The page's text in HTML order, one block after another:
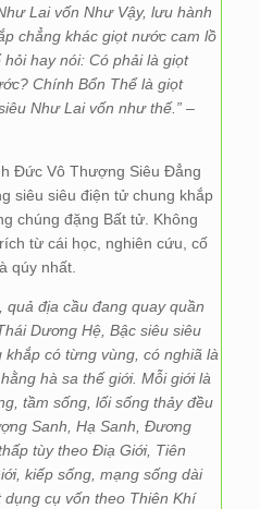
Lai vốn Như Vậy, lưu hành
chẳng khác giọt nước cam lồ
hay nói: Có phải là giọt
Chính Bổn Thể là giọt
Như Lai vốn như thế.” –
Đức Vô Thượng Siêu Đẳng
siêu siêu điện tử chung khắp
chúng đặng Bất tử. Không
từ cái học, nghiên cứu, cố
qúy nhất.
quả địa cầu đang quay quần
Dương Hệ, Bậc siêu siêu
có từng vùng, có nghiã là
hà sa thế giới. Mỗi giới là
tầm sống, lối sống thảy đều
Sanh, Hạ Sanh, Đương
tùy theo Điạ Giới, Tiên
kiếp sống, mạng sống dài
cụ vốn theo Thiên Khí